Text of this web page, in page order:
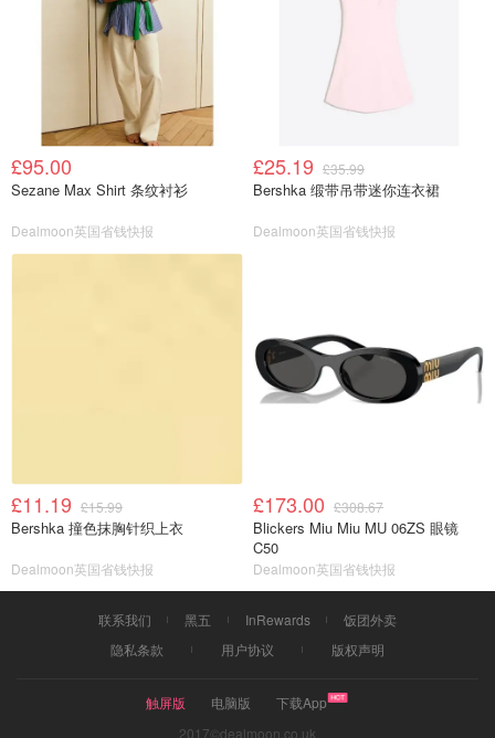
£95.00
Sezane Max Shirt 条纹衬衫
Dealmoon英国省钱快报
£25.19 £35.99
Bershka 缎带吊带迷你连衣裙
Dealmoon英国省钱快报
£11.19 £15.99
Bershka 撞色抹胸针织上衣
Dealmoon英国省钱快报
£173.00 £308.67
Blickers Miu Miu MU 06ZS 眼镜
C50
Dealmoon英国省钱快报
联系我们 黑五 InRewards
饭团外卖
隐私条款
用户协议 版权声明
触屏版 电脑版
下载App
2017©dealmoon.co.uk